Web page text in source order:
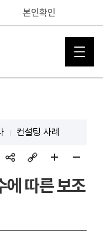
본인확인
컨설팅 사례
공유
복사
지 확
대
지 축
소
에 따른 보조